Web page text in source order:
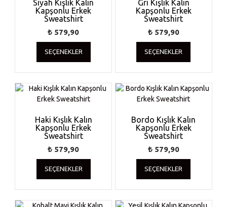
sayfasından
Siyah Kışlık Kalın
Kapşonlu Erkek
Sweatshirt
₺ 579,90
SEÇENEKLER
Bu
birden
fazla
varyasyonu
ürün
sayfasından
Gri Kışlık Kalın
Kapşonlu Erkek
Sweatshirt
₺579,90
SEÇENEKLER
Bu
birden
fazla
varyasyonu
ürün
Haki Kışlık Kalın
Kapşonlu Erkek
Sweatshirt
₺ 579,90
SEÇENEKLER
Bu
birden
fazla
varyasyonu
Bordo Kışlık Kalın
Kapşonlu Erkek
Sweatshirt
₺579,90
SEÇENEKLER
Bu
birden
fazla
varyasyonu